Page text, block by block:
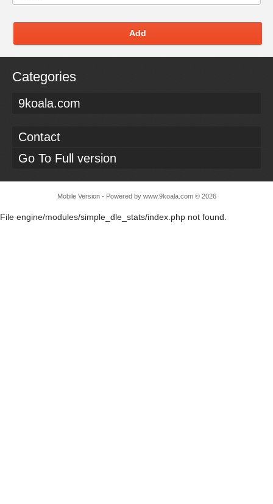
Add
Categories
9koala.com
Contact
Go To Full version
Mobile Version - Powered by www.9koala.com© 2026
File engine/modules/simple_dle_stats/index.php not found.